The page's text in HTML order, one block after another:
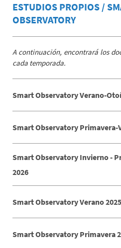
ESTUDIOS PROPIOS /
OBSERVATORY
A continuación, encontrará los
cada temporada.
Smart Observatory Verano-
Smart Observatory Primavera-
Smart Observatory Invierno -
2026
Smart Observatory Verano 2025
Smart Observatory Primavera